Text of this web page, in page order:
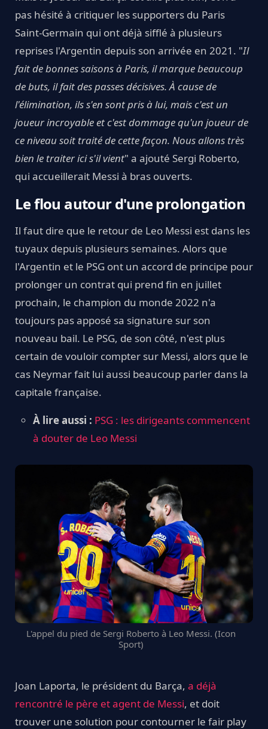
pas hésité à critiquer les supporters du Paris
Saint-Germain qui ont déjà sifflé à plusieurs
reprises l'Argentin depuis son arrivée en 2021. "Il
fait de bonnes saisons à Paris, il marque beaucoup
de buts, il fait des passes décisives. À cause de
l'élimination, ils s'en sont pris à lui, mais c'est un
joueur incroyable et c'est dommage qu'un joueur de
ce niveau soit traité de cette façon. Nous allons très
bien le traiter ici s'il vient" a ajouté Sergi Roberto,
qui accueillerait Messi à bras ouverts.
Le flou autour d'une prolongation
Il faut dire que le retour de Leo Messi est dans les
tuyaux depuis plusieurs semaines. Alors que
l'Argentin et le PSG ont un accord de principe pour
prolonger un contrat qui prend fin en juillet
prochain, le champion du monde 2022 n'a
toujours pas apposé sa signature sur son
nouveau bail. Le PSG, de son côté, n'est plus
certain de vouloir compter sur Messi, alors que le
cas Neymar fait lui aussi beaucoup parler dans la
capitale française.
À lire aussi : PSG : les dirigeants commencent
à douter de Leo Messi
L'appel du pied de Sergi Roberto à Leo Messi. (Icon
Sport)
Joan Laporta, le président du Barça, a déjà
rencontré le père et agent de Messi, et doit
trouver une solution pour contourner le fair play